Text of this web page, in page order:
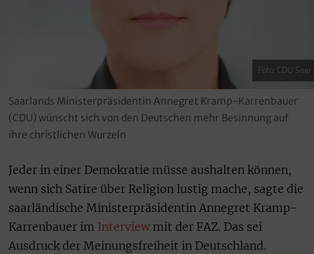
Foto: CDU Saar
Saarlands Ministerpräsidentin Annegret Kramp-Karrenbauer
(CDU) wünscht sich von den Deutschen mehr Besinnung auf
ihre christlichen Wurzeln
Jeder in einer Demokratie müsse aushalten können,
wenn sich Satire über Religion lustig mache, sagte die
saarländische Ministerpräsidentin Annegret Kramp-
Karrenbauer im Interviewmit der FAZ. Das sei
Ausdruck der Meinungsfreiheit in Deutschland.